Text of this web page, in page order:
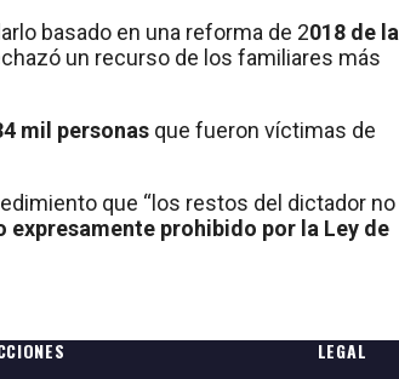
basado en una reforma de 2018 de la
un recurso de los familiares más
mil personas que fueron víctimas de
que “los restos del dictador no
expresamente prohibido por la Ley de
LEGAL